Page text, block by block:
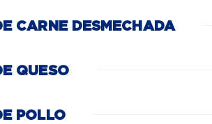
CARNE DESMECHADA
QUESO
POLLO